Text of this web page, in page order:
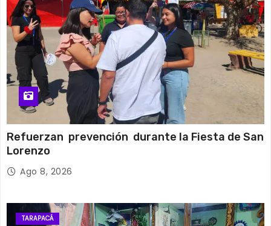
Refuerzan prevención durante la Fiesta de San
Lorenzo
Ago 8, 2026
TARAPACÁ